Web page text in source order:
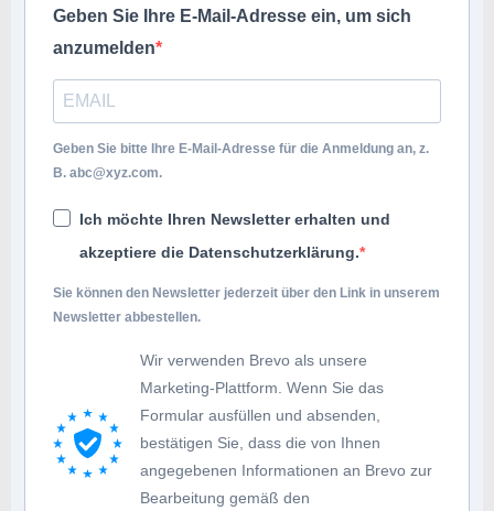
Geben Sie Ihre E-Mail-Adresse ein, um sich
anzumelden
Geben Sie bitte Ihre E-Mail-Adresse für die Anmeldung an, z.
B. abc@xyz.com.
Ich möchte Ihren Newsletter erhalten und
akzeptiere die Datenschutzerklärung.
Sie können den Newsletter jederzeit über den Link in unserem
Newsletter abbestellen.
Wir verwenden Brevo als unsere
Marketing-Plattform. Wenn Sie das
Formular ausfüllen und absenden,
bestätigen Sie, dass die von Ihnen
angegebenen Informationen an Brevo zur
Bearbeitung gemäß den